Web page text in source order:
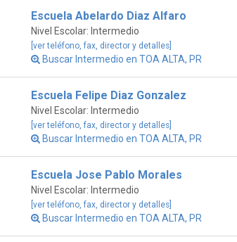
Escuela Abelardo Diaz Alfaro
Nivel Escolar: Intermedio
[ver teléfono, fax, director y detalles]
Buscar Intermedio en TOA ALTA, PR
Escuela Felipe Diaz Gonzalez
Nivel Escolar: Intermedio
[ver teléfono, fax, director y detalles]
Buscar Intermedio en TOA ALTA, PR
Escuela Jose Pablo Morales
Nivel Escolar: Intermedio
[ver teléfono, fax, director y detalles]
Buscar Intermedio en TOA ALTA, PR